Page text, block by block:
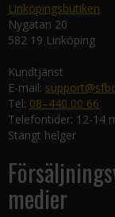
Linköpingsbutiken
Nygatan 20
582 19 Linköping
Kundtjänst
E-mail:
Tel: 08–440 00 66
Telefontider: 12-14
Stängt helger
medier